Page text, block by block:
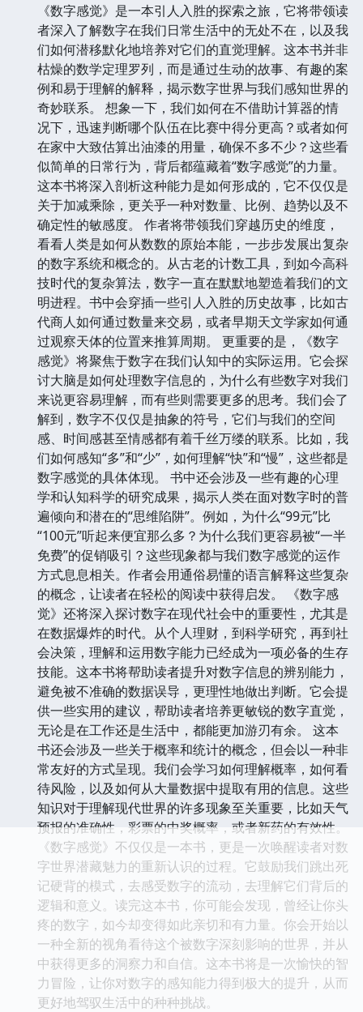
《数字感觉》是一本引人入胜的探索之旅，它将带领读
者深入了解数字在我们日常生活中的无处不在，以及我
们如何潜移默化地培养对它们的直觉理解。这本书并非
枯燥的数学定理罗列，而是通过生动的故事、有趣的案
例和易于理解的解释，揭示数字世界与我们感知世界的
奇妙联系。 想象一下，我们如何在不借助计算器的情
况下，迅速判断哪个队伍在比赛中得分更高？或者如何
在家中大致估算出油漆的用量，确保不多不少？这些看
似简单的日常行为，背后都蕴藏着“数字感觉”的力量。
这本书将深入剖析这种能力是如何形成的，它不仅仅是
关于加减乘除，更关乎一种对数量、比例、趋势以及不
确定性的敏感度。 作者将带领我们穿越历史的维度，
看看人类是如何从数数的原始本能，一步步发展出复杂
的数字系统和概念的。从古老的计数工具，到如今高科
技时代的复杂算法，数字一直在默默地塑造着我们的文
明进程。书中会穿插一些引人入胜的历史故事，比如古
代商人如何通过数量来交易，或者早期天文学家如何通
过观察天体的位置来推算周期。 更重要的是，《数字
感觉》将聚焦于数字在我们认知中的实际运用。它会探
讨大脑是如何处理数字信息的，为什么有些数字对我们
来说更容易理解，而有些则需要更多的思考。我们会了
解到，数字不仅仅是抽象的符号，它们与我们的空间
感、时间感甚至情感都有着千丝万缕的联系。比如，我
们如何感知“多”和“少”，如何理解“快”和“慢”，这些都是
数字感觉的具体体现。 书中还会涉及一些有趣的心理
学和认知科学的研究成果，揭示人类在面对数字时的普
遍倾向和潜在的“思维陷阱”。例如，为什么“99元”比
“100元”听起来便宜那么多？为什么我们更容易被“一半
免费”的促销吸引？这些现象都与我们数字感觉的运作
方式息息相关。作者会用通俗易懂的语言解释这些复杂
的概念，让读者在轻松的阅读中获得启发。 《数字感
觉》还将深入探讨数字在现代社会中的重要性，尤其是
在数据爆炸的时代。从个人理财，到科学研究，再到社
会决策，理解和运用数字能力已经成为一项必备的生存
技能。这本书将帮助读者提升对数字信息的辨别能力，
避免被不准确的数据误导，更理性地做出判断。它会提
供一些实用的建议，帮助读者培养更敏锐的数字直觉，
无论是在工作还是生活中，都能更加游刃有余。 这本
书还会涉及一些关于概率和统计的概念，但会以一种非
常友好的方式呈现。我们会学习如何理解概率，如何看
待风险，以及如何从大量数据中提取有用的信息。这些
知识对于理解现代世界的许多现象至关重要，比如天气
预报的准确性，彩票的中奖概率，或者新药的有效性。
《数字感觉》不仅仅是一本书，更是一次唤醒读者对数
字世界潜藏魅力的重新认识的过程。它鼓励我们跳出死
记硬背的模式，去感受数字的流动，去理解它们背后的
逻辑和意义。读完这本书，你可能会发现，曾经让你头
疼的数字，如今却变得如此亲切和有力量。你会开始以
一种全新的视角看待这个被数字深刻影响的世界，并从
中获得更多的洞察力和自信。这本书将是一次愉快的智
力冒险，让你对数字的感知能力得到极大的提升，从而
更好地驾驭生活中的种种挑战。